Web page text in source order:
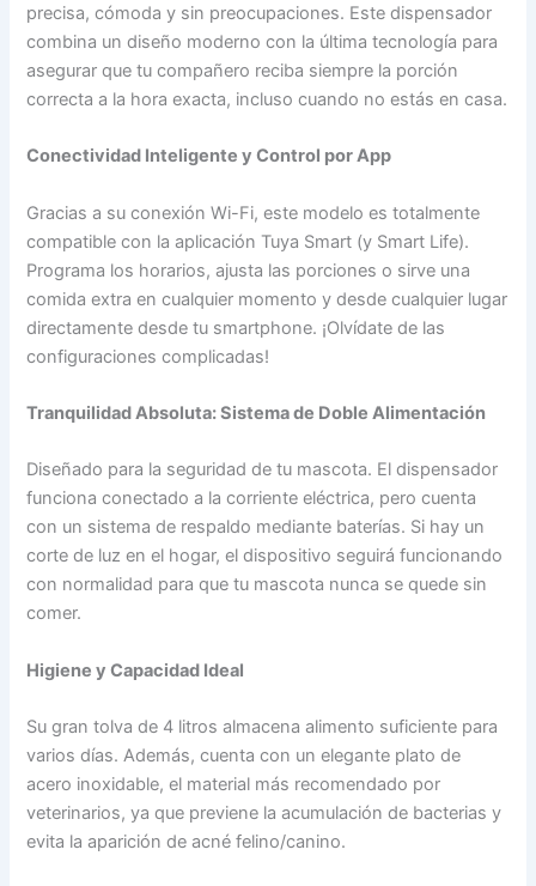
precisa, cómoda y sin preocupaciones. Este dispensador
combina un diseño moderno con la última tecnología para
asegurar que tu compañero reciba siempre la porción
correcta a la hora exacta, incluso cuando no estás en casa.
Conectividad Inteligente y Control por App
Gracias a su conexión Wi-Fi, este modelo es totalmente
compatible con la aplicación Tuya Smart (y Smart Life).
Programa los horarios, ajusta las porciones o sirve una
comida extra en cualquier momento y desde cualquier lugar
directamente desde tu smartphone. ¡Olvídate de las
configuraciones complicadas!
Tranquilidad Absoluta: Sistema de Doble Alimentación
Diseñado para la seguridad de tu mascota. El dispensador
funciona conectado a la corriente eléctrica, pero cuenta
con un sistema de respaldo mediante baterías. Si hay un
corte de luz en el hogar, el dispositivo seguirá funcionando
con normalidad para que tu mascota nunca se quede sin
comer.
Higiene y Capacidad Ideal
Su gran tolva de 4 litros almacena alimento suficiente para
varios días. Además, cuenta con un elegante plato de
acero inoxidable, el material más recomendado por
veterinarios, ya que previene la acumulación de bacterias y
evita la aparición de acné felino/canino.